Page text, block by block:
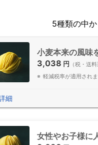
5種類の中
小麦本来の風味
3,038 円 （税・送料
軽減税率が適用され
細
女性やお子様に